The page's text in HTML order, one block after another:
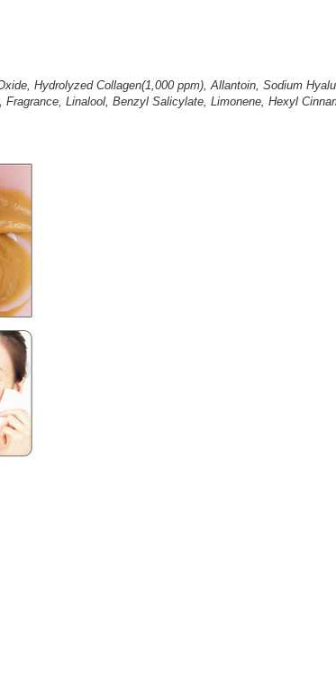
Hydrolyzed Collagen(1,000 ppm), Allantoin, Sodium
Linalool, Benzyl Salicylate, Limonene, Hexyl